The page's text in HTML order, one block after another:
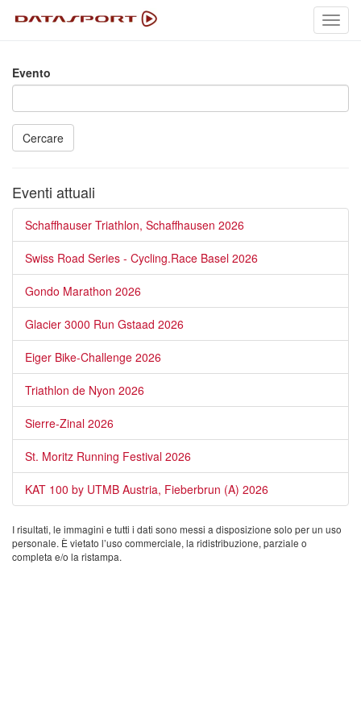
Evento
Cercare
Eventi attuali
Schaffhauser Triathlon, Schaffhausen 2026
Swiss Road Series - Cycling.Race Basel 2026
Gondo Marathon 2026
Glacier 3000 Run Gstaad 2026
Eiger Bike-Challenge 2026
Triathlon de Nyon 2026
Sierre-Zinal 2026
St. Moritz Running Festival 2026
KAT 100 by UTMB Austria, Fieberbrun (A) 2026
I risultati, le immagini e tutti i dati sono messi a disposizione solo per un uso
personale. È vietato l’uso commerciale, la ridistribuzione, parziale o
completa e/o la ristampa.